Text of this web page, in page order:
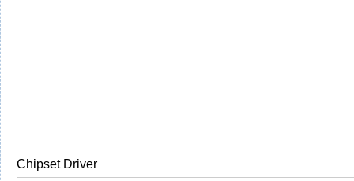
Chipset Driver